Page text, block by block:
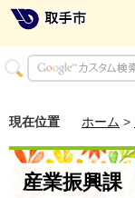
現在位置 ホーム >
産業振興課